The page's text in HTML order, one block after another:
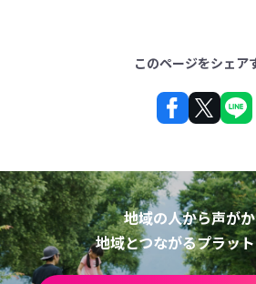
このページをシェア
地域の人から声が
地域とつながるプラッ